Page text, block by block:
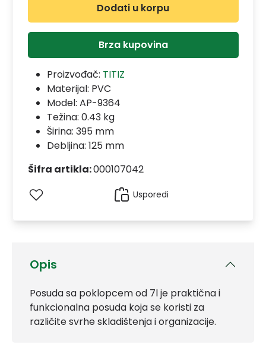
Opis
Posuda sa poklopcem od 7l je praktična i
funkcionalna posuda koja se koristi za
različite svrhe skladištenja i organizacije.
Dodati u korpu
Brza kupovina
Proizvođač: TITIZ
Materijal: PVC
Model: AP-9364
Težina: 0.43 kg
Širina: 395 mm
Debljina: 125 mm
Šifra artikla:000107042
Usporedi